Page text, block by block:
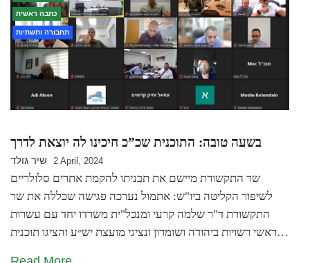
כתבה ראשית
תחבורה ותשתיות
בשעה טובה: התוכנית שכ”כ חיכינו לה יוצאת לדרך
שיר גולד 2 April, 2024
שר התקשורת מיישם את תכניתו להקמת אתרים סלולריים
לשיפור הקליטה ביו"ש: אתמול נערכה פגישה שכללה את שר
התקשורת ד"ר שלמה קרעי ומנכל"ית משרדו יחד עם עשרות
ראשי רשויות ביהודה ושומרון ונציגי מועצת יש״ע והציגו תוכנית…